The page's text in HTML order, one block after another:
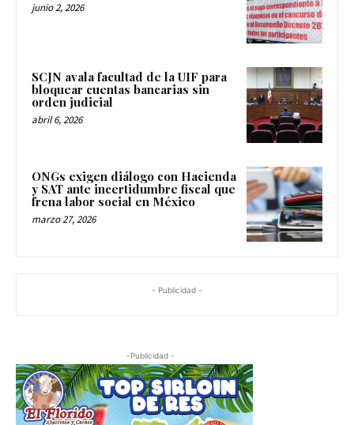
junio 2, 2026
SCJN avala facultad de la UIF para
bloquear cuentas bancarias sin
orden judicial
abril 6, 2026
ONGs exigen diálogo con Hacienda
y SAT ante incertidumbre fiscal que
frena labor social en México
marzo 27, 2026
- Publicidad -
-Publicidad -